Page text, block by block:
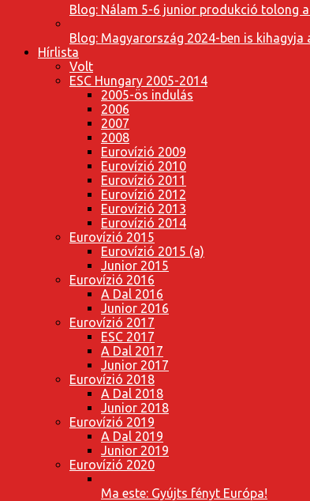
Blog: Nálam 5-6 junior produkció tolong
Blog: Magyarország 2024-ben is kihagyja
Hírlista
Volt
ESC Hungary 2005-2014
2005-ös indulás
2006
2007
2008
Eurovízió 2009
Eurovízió 2010
Eurovízió 2011
Eurovízió 2012
Eurovízió 2013
Eurovízió 2014
Eurovízió 2015
Eurovízió 2015 (a)
Junior 2015
Eurovízió 2016
A Dal 2016
Junior 2016
Eurovízió 2017
ESC 2017
A Dal 2017
Junior 2017
Eurovízió 2018
A Dal 2018
Junior 2018
Eurovízió 2019
A Dal 2019
Junior 2019
Eurovízió 2020
Ma este: Gyújts fényt Európa!